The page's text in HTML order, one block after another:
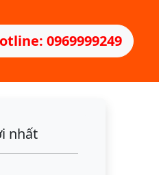
0969999249
nhất